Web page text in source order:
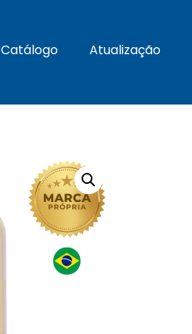
Catálogo Atualização